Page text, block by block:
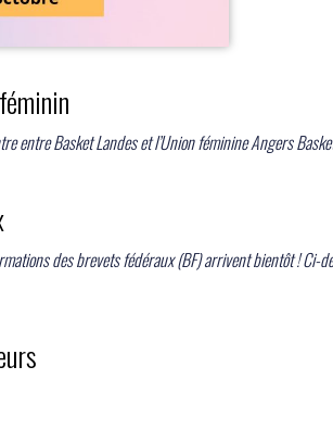
entre Basket Landes et l’Union féminine Angers
des brevets fédéraux (BF) arrivent bientôt ! Ci-